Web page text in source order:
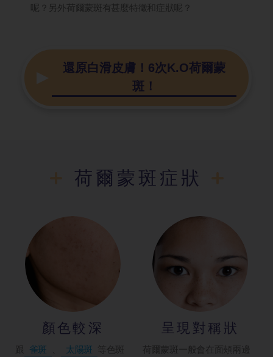
呢？另外荷爾蒙斑有甚麼特徵和症狀呢？
還原白滑皮膚！6次K.O荷爾蒙
斑！
荷爾蒙斑症狀
顏色較深
跟 雀斑 太陽斑
等色斑
呈現對稱狀
荷爾蒙斑一般會在面頰兩邊